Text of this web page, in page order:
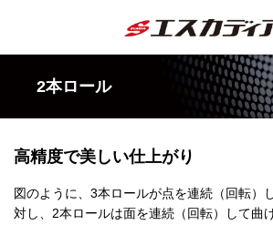
企業情報
2本ロール
高精度で美しい仕上がり
図のように、3本ロールが点を連続（回転）
対し、2本ロールは面を連続（回転）して曲